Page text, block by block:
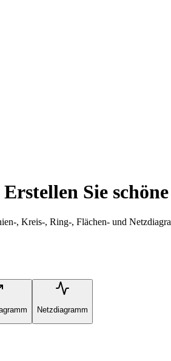
Sie
, Kreis-, Ring-, Flächen- und
Netzdiagramm